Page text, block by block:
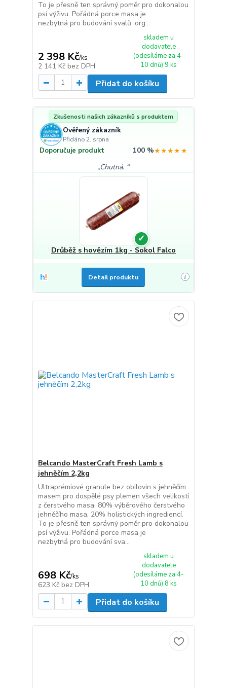
To je přesně ten správný poměr pro dokonalou
psí výživu. Pořádná porce masa je
nezbytná pro budování svalů, org...
2 398 Kč/ks
2 141 Kč bez DPH
skladem u
dodavatele
(odesíláme za 4-
10 dnů) 9 ks
Přidat do košíku
Zkušenosti našich zákazníků s produktem
Ověřený zákazník
Přidáno 2. srpna
Doporučuje produkt 100 %★★★★★
Chutná.
✓
Drůběž s hovězím 1kg - Sokol Falco
Detail produktu i
Belcando MasterCraft Fresh Lamb s
jehněčím 2,2kg
Ultraprémiové granule bez obilovin s jehněčím
masem pro dospělé psy plemen všech velikostí
z čerstvého masa. 80% výběrového čerstvého
jehněčího masa, 20% holistických ingrediencí.
To je přesně ten správný poměr pro dokonalou
psí výživu. Pořádná porce masa je
nezbytná pro budování sva...
698 Kč/ks
623 Kč bez DPH
skladem u
dodavatele
(odesíláme za 4-
10 dnů) 8 ks
Přidat do košíku